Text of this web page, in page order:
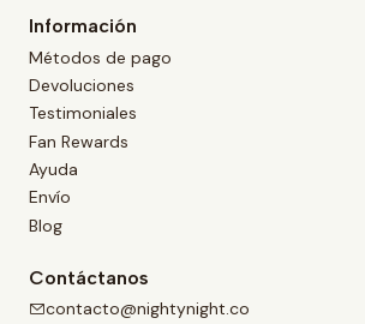
Información
Métodos de pago
Devoluciones
Testimoniales
Fan Rewards
Ayuda
Envío
Blog
Contáctanos
contacto@nightynight.co